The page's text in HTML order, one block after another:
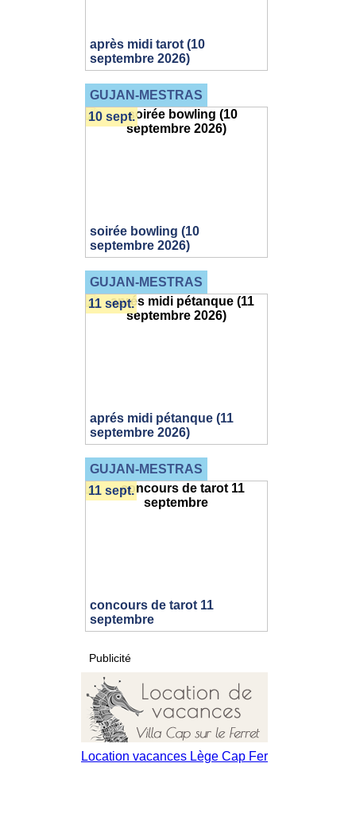
après midi tarot (10
septembre 2026)
GUJAN-MESTRAS
soirée bowling (10
septembre 2026)
10 sept.
GUJAN-MESTRAS
aprés midi pétanque (11
septembre 2026)
11 sept.
GUJAN-MESTRAS
concours de tarot 11
septembre
11 sept.
Publicité